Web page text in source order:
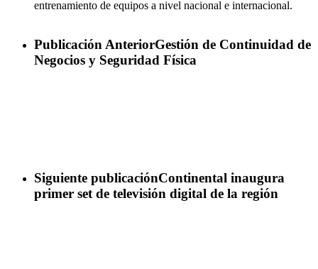
entrenamiento de equipos a nivel nacional e internacional.
Publicación AnteriorGestión de Continuidad de
Negocios y Seguridad Física
Siguiente publicaciónContinental inaugura
primer set de televisión digital de la región